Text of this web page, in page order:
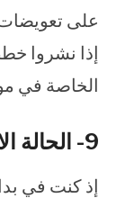
على
إذا نشروا
الخاصة في
9- الحالة الاجتماعية
إذ كنت في